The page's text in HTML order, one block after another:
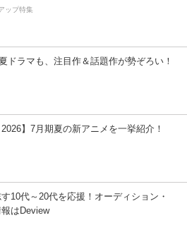
ップ特集
ドラマも、注目作＆話題作が勢ぞろい！
2026】7月期夏の新アニメを一挙紹介！
10代～20代を応援！オーディション・
はDeview